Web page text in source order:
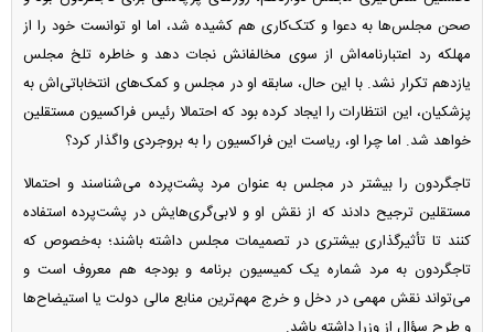
صحن مجلس‌ها به دعوا و کتک‌کاری هم کشیده شد، اما او توانست خود را از
مهلکه رد اعتبارنامه‌اش از سوی مخالفانش نجات دهد و خاطره تلخ مجلس
یازدهم تکرار نشد. با این حال، سابقه او در مجلس و کمک‌های انتخاباتی‌اش به
پزشکیان، این انتظارات را ایجاد کرده بود که احتمالا رئیس فراکسیون مستقلین
خواهد شد. اما چرا او، ریاست این فراکسیون را به بروجردی واگذار کرد؟
تاجگردون را بیشتر در مجلس به عنوان مرد پشت‌پرده می‌شناسند و احتمالا
مستقلین ترجیح دادند که از نقش او و لابی‌گری‌هایش در پشت‌پرده استفاده
کنند تا تأثیرگذاری بیشتری در تصمیمات مجلس داشته باشند؛ به‌خصوص که
تاجگردون به مرد شماره یک کمیسیون برنامه و بودجه هم معروف است و
می‌تواند نقش مهمی در دخل و خرج مهم‌ترین منابع مالی دولت یا استیضاح‌ها